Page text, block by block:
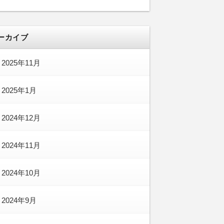
カイブ
2025年11月
2025年1月
2024年12月
2024年11月
2024年10月
2024年9月